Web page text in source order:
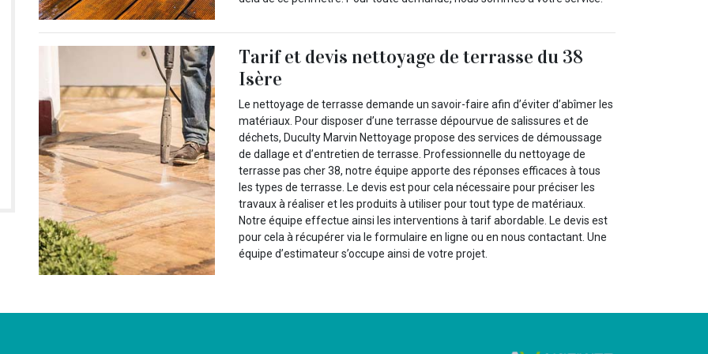
Tarif et devis nettoyage de terrasse du 38
Isère
Le nettoyage de terrasse demande un savoir-faire afin d’éviter d’abîmer les
matériaux. Pour disposer d’une terrasse dépourvue de salissures et de
déchets, Duculty Marvin Nettoyage propose des services de démoussage
de dallage et d’entretien de terrasse. Professionnelle du nettoyage de
terrasse pas cher 38, notre équipe apporte des réponses efficaces à tous
les types de terrasse. Le devis est pour cela nécessaire pour préciser les
travaux à réaliser et les produits à utiliser pour tout type de matériaux.
Notre équipe effectue ainsi les interventions à tarif abordable. Le devis est
pour cela à récupérer via le formulaire en ligne ou en nous contactant. Une
équipe d’estimateur s’occupe ainsi de votre projet.